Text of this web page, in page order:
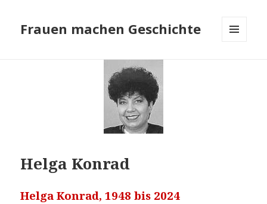
Frauen machen Geschichte
Helga Konrad
Helga Konrad, 1948 bis 2024